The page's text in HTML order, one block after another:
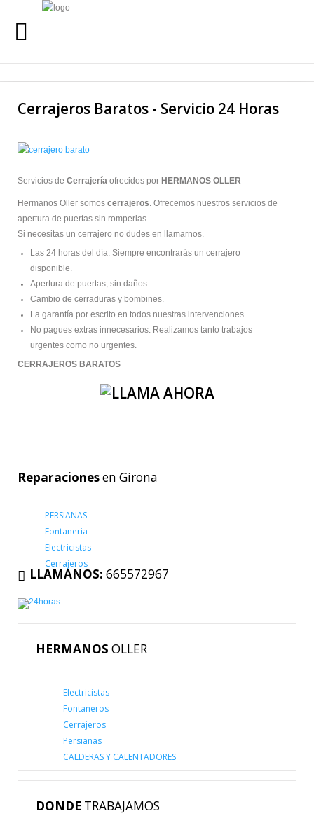
INICIO
SERVICIOS
SERVICIO 24 HORAS
QUIENES SOMOS
URGENCIAS24 HORAS
665 57 29 67
Cerrajeros Baratos - Servicio 24 Horas
Servicios de Cerrajería ofrecidos por HERMANOS OLLER
Hermanos Oller somos cerrajeros . Ofrecemos nuestros servicios de
apertura de puertas sin romperlas .
Si necesitas un cerrajero no dudes en llamarnos.
Las 24 horas del día. Siempre encontrarás un cerrajero
disponible.
Apertura de puertas, sin daños.
Cambio de cerraduras y bombines.
La garantía por escrito en todos nuestras intervenciones.
No pagues extras innecesarios. Realizamos tanto trabajos
urgentes como no urgentes.
CERRAJEROS BARATOS
Reparacionesen Girona
PERSIANAS
Fontaneria
Electricistas
Cerrajeros
LLAMANOS: 665572967
HERMANOS OLLER
Electricistas
Fontaneros
Cerrajeros
Persianas
CALDERAS Y CALENTADORES
DONDE TRABAJAMOS